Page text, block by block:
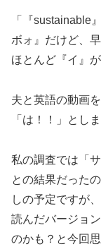
「『sustainable
ボォ』だけど、
ほとんど『イ』
夫と英語の動画
「は！！」とし
私の調査では「
との結果だった
しの予定ですが
読んだバージョ
のかも？と今回思